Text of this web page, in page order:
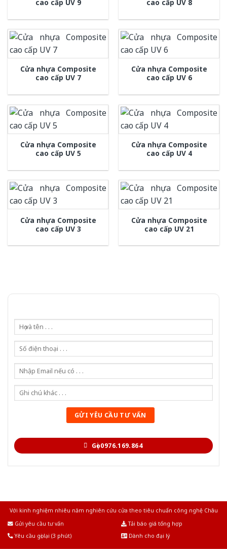
cao cấp UV 9 cao cấp UV 8
Cửa nhựa Composite
cao cấp UV 7
Cửa nhựa Composite
cao cấp UV 6
Cửa nhựa Composite
cao cấp UV 5
Cửa nhựa Composite
cao cấp UV 4
Cửa nhựa Composite
cao cấp UV 3
Cửa nhựa Composite
cao cấp UV 21
Gọi 0976.169.864
Với kinh nghiệm nhiêu năm nghiên cứu cửa theo tiêu chuẩn công nghệ Châu
Gửi yêu cầu tư vấn
Tải báo giá tổng hợp
Yêu cầu gọi lại (3 phút)
Dành cho đại lý